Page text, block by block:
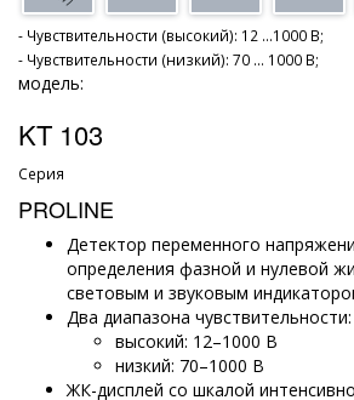
- Чувствительности (высокий): 12 ...1000 В;
- Чувствительности (низкий): 70 ... 1000 В;
модель:
KT 103
Серия
PROLINE
Детектор переменного
определения фазной и нулевой
световым и звуковым
Два диапазона чувствительности:
высокий: 12–1000 В
низкий: 70–1000 В
ЖК-дисплей со шкалой